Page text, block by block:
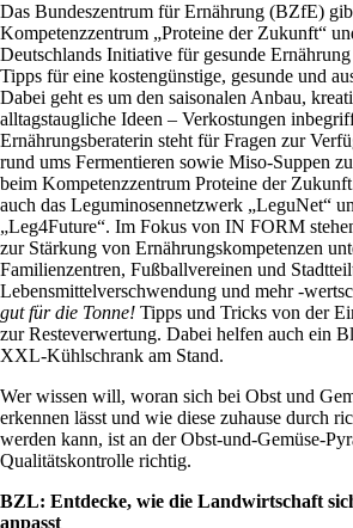
Das Bundeszentrum für Ernährung (BZfE)
Kompetenzzentrum „Proteine der Zukunft“
Deutschlands Initiative für gesunde
Tipps für eine kostengünstige, gesunde und
Dabei geht es um den saisonalen Anbau,
alltagstaugliche Ideen – Verkostungen
Ernährungsberaterin steht für Fragen zur
rund ums Fermentieren sowie Miso-Suppen
beim Kompetenzzentrum Proteine der
auch das Leguminosennetzwerk „LeguNet“
„Leg4Future“. Im Fokus von IN FORM
zur Stärkung von Ernährungskompetenzen
Familienzentren, Fußballvereinen und
Lebensmittelverschwendung und mehr -
gut für die Tonne! Tipps und Tricks von der
zur Resteverwertung. Dabei helfen auch ein
XXL-Kühlschrank am Stand.
Wer wissen will, woran sich bei Obst und
erkennen lässt und wie diese zuhause durch
werden kann, ist an der Obst-und-Gemüse-
Qualitätskontrolle richtig.
BZL: Entdecke, wie die Landwirtschaft
anpasst